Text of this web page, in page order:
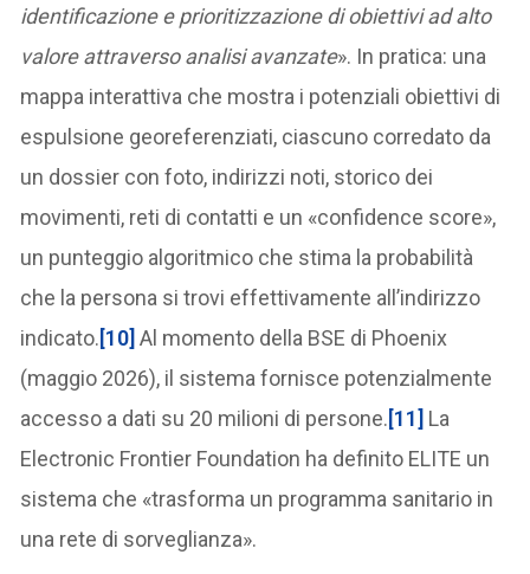
identificazione e prioritizzazione di obiettivi ad alto
valore attraverso analisi avanzate». In pratica: una
mappa interattiva che mostra i potenziali obiettivi di
espulsione georeferenziati, ciascuno corredato da
un dossier con foto, indirizzi noti, storico dei
movimenti, reti di contatti e un «confidence score»,
un punteggio algoritmico che stima la probabilità
che la persona si trovi effettivamente all’indirizzo
indicato.[10] Al momento della BSE di Phoenix
(maggio 2026), il sistema fornisce potenzialmente
accesso a dati su 20 milioni di persone.[11] La
Electronic Frontier Foundation ha definito ELITE un
sistema che «trasforma un programma sanitario in
una rete di sorveglianza».